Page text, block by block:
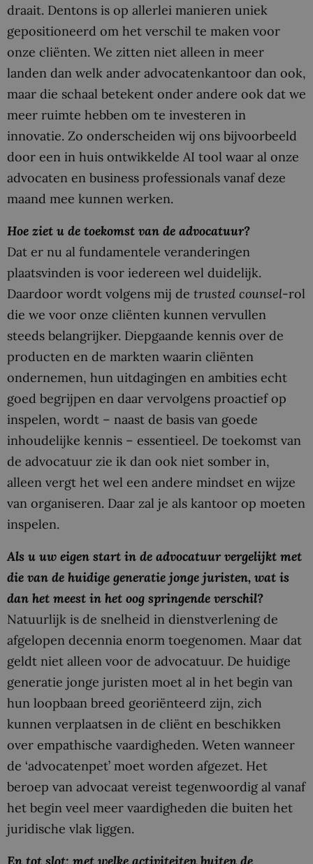
draait. Dentons is op allerlei manieren uniek
gepositioneerd om het verschil te maken voor
onze cliënten. We zitten niet alleen in meer
landen dan welk ander advocatenkantoor dan ook,
maar die schaal betekent onder andere ook dat we
meer ruimte hebben om te investeren in
innovatie. Zo onderscheiden wij ons bijvoorbeeld
door een in huis ontwikkelde AI tool waar al onze
advocaten en business professionals vanaf deze
maand mee kunnen werken.
Hoe ziet u de toekomst van de advocatuur?
Dat er nu al fundamentele veranderingen
plaatsvinden is voor iedereen wel duidelijk.
Daardoor wordt volgens mij de trusted counsel-rol
die we voor onze cliënten kunnen vervullen
steeds belangrijker. Diepgaande kennis over de
producten en de markten waarin cliënten
ondernemen, hun uitdagingen en ambities echt
goed begrijpen en daar vervolgens proactief op
inspelen, wordt – naast de basis van goede
inhoudelijke kennis – essentieel. De toekomst van
de advocatuur zie ik dan ook niet somber in,
alleen vergt het wel een andere mindset en wijze
van organiseren. Daar zal je als kantoor op moeten
inspelen.
Als u uw eigen start in de advocatuur vergelijkt met
die van de huidige generatie jonge juristen, wat is
dan het meest in het oog springende verschil?
Natuurlijk is de snelheid in dienstverlening de
afgelopen decennia enorm toegenomen. Maar dat
geldt niet alleen voor de advocatuur. De huidige
generatie jonge juristen moet al in het begin van
hun loopbaan breed georiënteerd zijn, zich
kunnen verplaatsen in de cliënt en beschikken
over empathische vaardigheden. Weten wanneer
de ‘advocatenpet’ moet worden afgezet. Het
beroep van advocaat vereist tegenwoordig al vanaf
het begin veel meer vaardigheden die buiten het
juridische vlak liggen.
En tot slot: met welke activiteiten buiten de